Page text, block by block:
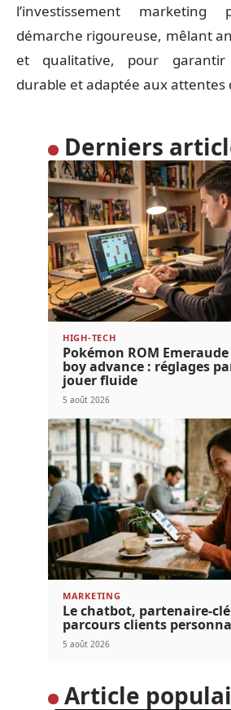
l’investissement
démarche rigoureuse, mêlant
et qualitative, pour
durable et adaptée aux attentes
Derniers
HIGH-TECH
Pokémon ROM
boy advance : réglages
jouer fluide
5 août 2026
MARKETING
Le chatbot, partenaire-
parcours clients
5 août 2026
Article